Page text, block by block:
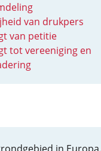
van drukpers
van petitie
tot vereeniging en